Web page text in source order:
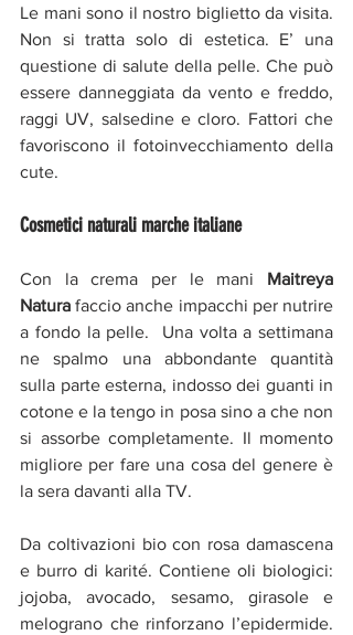
Le mani sono il nostro biglietto da visita.
Non si tratta solo di estetica. E’ una
questione di salute della pelle. Che può
essere danneggiata da vento e freddo,
raggi UV, salsedine e cloro. Fattori che
favoriscono il fotoinvecchiamento della
cute.
Cosmetici naturali marche italiane
Con la crema per le mani Maitreya
Natura faccio anche impacchi per nutrire
a fondo la pelle.  Una volta a settimana
ne spalmo una abbondante quantità
sulla parte esterna, indosso dei guanti in
cotone e la tengo in posa sino a che non
si assorbe completamente. Il momento
migliore per fare una cosa del genere è
la sera davanti alla TV.
Da coltivazioni bio con rosa damascena
e burro di karité. Contiene oli biologici:
jojoba, avocado, sesamo, girasole e
melograno che rinforzano l’epidermide.